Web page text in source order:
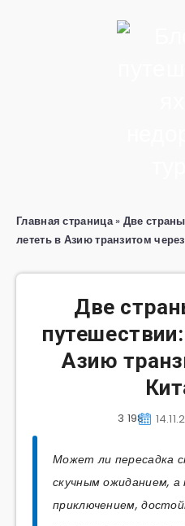
Главная страница» Две
лететь в Азию транзитом
Две
Азию
3 198
Может ли пересадка
скучным ожиданием,
приключением,